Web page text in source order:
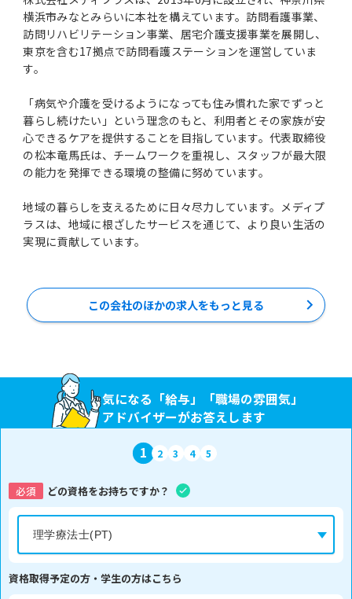
横浜市みなとみらいに本社を構えています。訪問看護事業、
訪問リハビリテーション事業、居宅介護支援事業を展開し、
東京を含む17拠点で訪問看護ステーションを運営していま
す。
「病気や介護を受けるようになっても住み慣れた家でずっと
暮らし続けたい」という理念のもと、利用者とその家族が安
心できるケアを提供することを目指しています。代表取締役
の松本竜馬氏は、チームワークを重視し、スタッフが最大限
の能力を発揮できる環境の整備に努めています。
地域の暮らしを支えるために日々尽力しています。メディプ
ラスは、地域に根ざしたサービスを通じて、より良い生活の
実現に貢献しています。
この会社のほかの求人をもっと見る
気になる「給与」「職場の雰囲気」
アドバイザーがお答えします
1 2 3 4 5
必須 どの資格をお持ちですか？
資格取得予定の方・学生の方はこちら